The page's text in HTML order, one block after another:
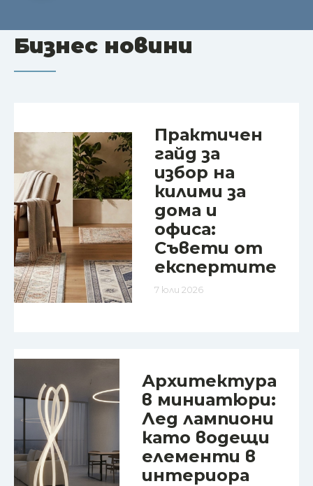
Бизнес новини
Практичен
гайд за
избор на
килими за
дома и
офиса:
Съвети от
експертите
7 юли 2026
Архитектура
в миниатюри:
Лед лампиони
като водещи
елементи в
интериора